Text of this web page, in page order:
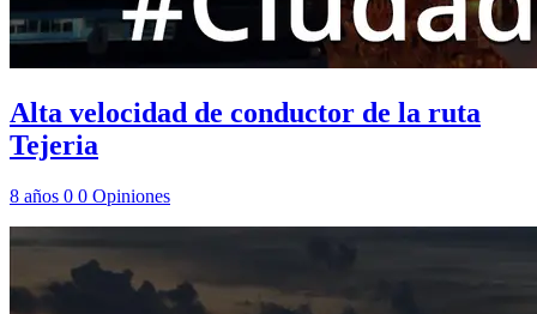
Alta velocidad de conductor de la ruta
Tejeria
8 años 0 0 Opiniones